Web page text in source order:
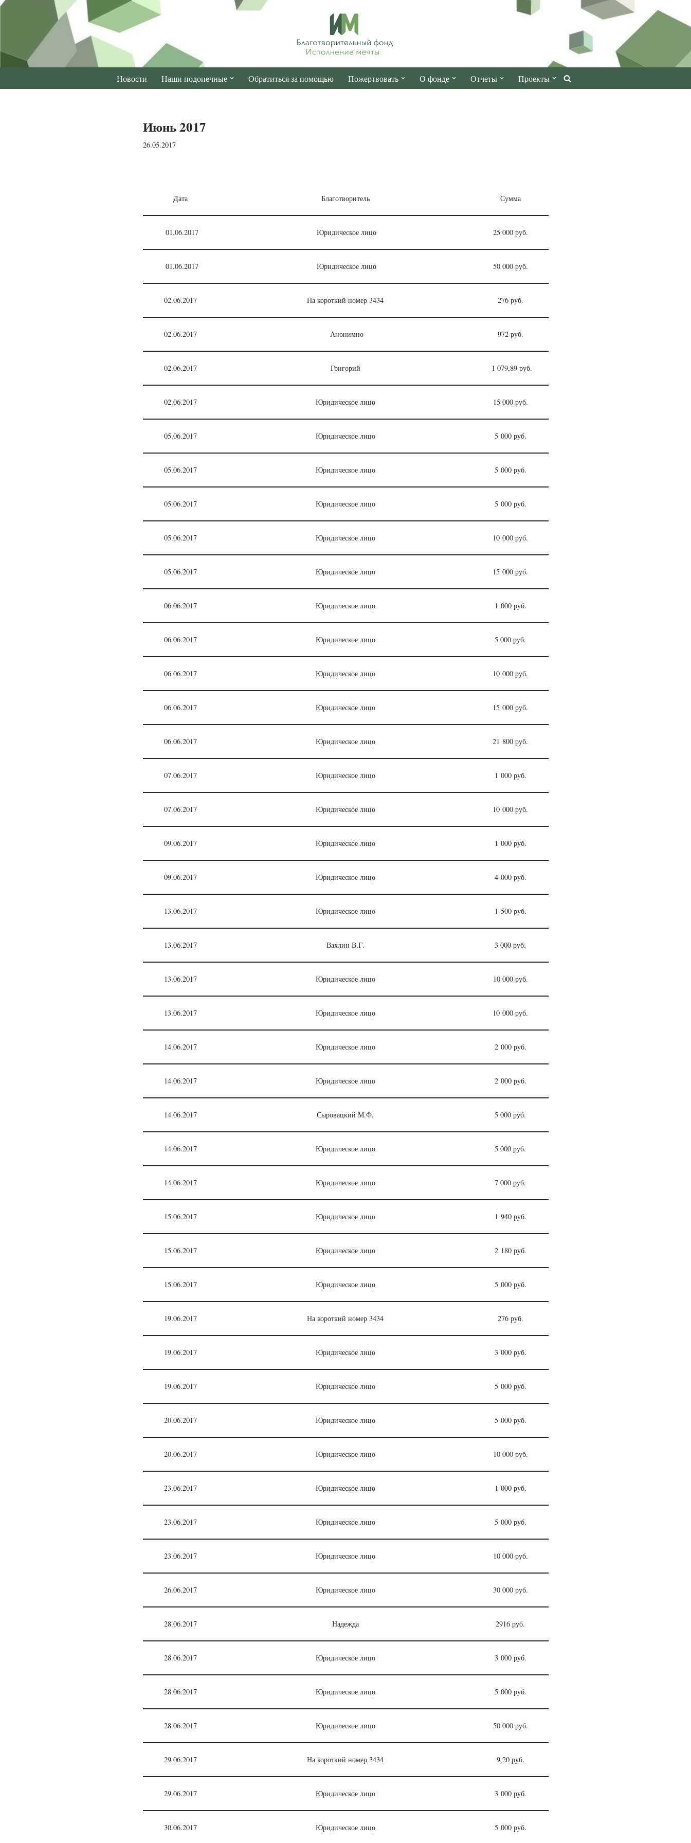
содержимому
Новости Наши подопечные Обратиться за помощью Пожертвовать О фонде Отчеты Проекты
Июнь 2017
26.05.2017
Дата Благотворитель Сумма
01.06.2017 Юридическое лицо 25 000 руб.
01.06.2017 Юридическое лицо 50 000 руб.
02.06.2017 На короткий номер 3434 276 руб.
02.06.2017 Анонимно 972 руб.
02.06.2017 Григорий 1 079,89 руб.
02.06.2017 Юридическое лицо 15 000 руб.
05.06.2017 Юридическое лицо 5 000 руб.
05.06.2017 Юридическое лицо 5 000 руб.
05.06.2017 Юридическое лицо 5 000 руб.
05.06.2017 Юридическое лицо 10 000 руб.
05.06.2017 Юридическое лицо 15 000 руб.
06.06.2017 Юридическое лицо 1 000 руб.
06.06.2017 Юридическое лицо 5 000 руб.
06.06.2017 Юридическое лицо 10 000 руб.
06.06.2017 Юридическое лицо 15 000 руб.
06.06.2017 Юридическое лицо 21 800 руб.
07.06.2017 Юридическое лицо 1 000 руб.
07.06.2017 Юридическое лицо 10 000 руб.
09.06.2017 Юридическое лицо 1 000 руб.
09.06.2017 Юридическое лицо 4 000 руб.
13.06.2017 Юридическое лицо 1 500 руб.
13.06.2017 Вахлин В.Г. 3 000 руб.
13.06.2017 Юридическое лицо 10 000 руб.
13.06.2017 Юридическое лицо 10 000 руб.
14.06.2017 Юридическое лицо 2 000 руб.
14.06.2017 Юридическое лицо 2 000 руб.
14.06.2017 Сыровацкий М.Ф. 5 000 руб.
14.06.2017 Юридическое лицо 5 000 руб.
14.06.2017 Юридическое лицо 7 000 руб.
15.06.2017 Юридическое лицо 1 940 руб.
15.06.2017 Юридическое лицо 2 180 руб.
15.06.2017 Юридическое лицо 5 000 руб.
19.06.2017 На короткий номер 3434 276 руб.
19.06.2017 Юридическое лицо 3 000 руб.
19.06.2017 Юридическое лицо 5 000 руб.
20.06.2017 Юридическое лицо 5 000 руб.
20.06.2017 Юридическое лицо 10 000 руб.
23.06.2017 Юридическое лицо 1 000 руб.
23.06.2017 Юридическое лицо 5 000 руб.
23.06.2017 Юридическое лицо 10 000 руб.
26.06.2017 Юридическое лицо 30 000 руб.
28.06.2017 Надежда 2916 руб.
28.06.2017 Юридическое лицо 3 000 руб.
28.06.2017 Юридическое лицо 5 000 руб.
28.06.2017 Юридическое лицо 50 000 руб.
29.06.2017 На короткий номер 3434 9,20 руб.
29.06.2017 Юридическое лицо 3 000 руб.
30.06.2017 Юридическое лицо 5 000 руб.